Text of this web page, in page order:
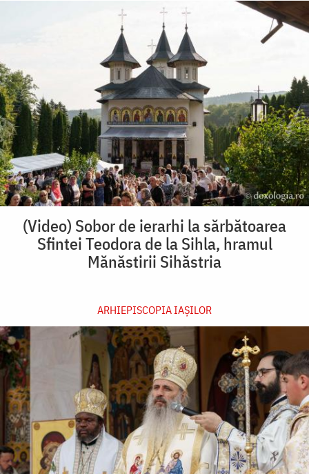
(Video) Sobor de ierarhi la sărbătoarea
Sfintei Teodora de la Sihla, hramul
Mănăstirii Sihăstria
ARHIEPISCOPIA IAŞILOR